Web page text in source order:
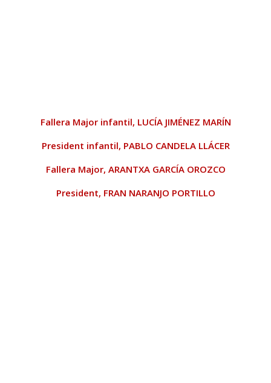
Fallera Major infantil, LUCÍA JIMÉNEZ MARÍN
President infantil, PABLO CANDELA LLÁCER
Fallera Major, ARANTXA GARCÍA OROZCO
President, FRAN NARANJO PORTILLO